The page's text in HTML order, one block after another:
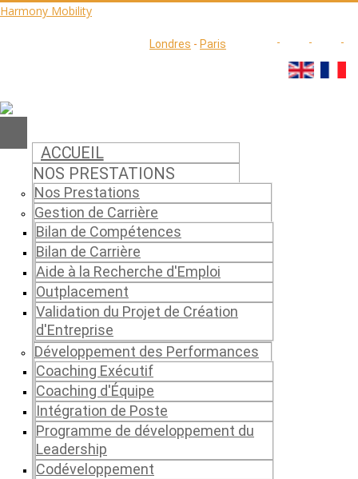
Harmony Mobility
Londres - Paris
ACCUEIL
NOS PRESTATIONS
Nos Prestations
Gestion de Carrière
Bilan de Compétences
Bilan de Carrière
Aide à la Recherche d'Emploi
Outplacement
Validation du Projet de Création
d'Entreprise
Développement des Performances
Coaching Exécutif
Coaching d'Équipe
Intégration de Poste
Programme de développement du
Leadership
Codéveloppement